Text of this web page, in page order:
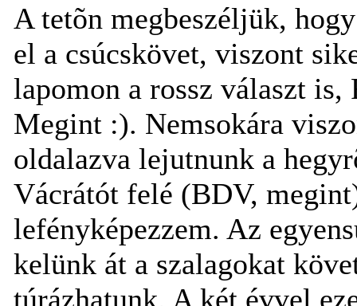
A tetõn megbeszéljük,
el a csúcskövet, viszont
lapomon a rossz választ
Megint :). Nemsokára
oldalazva lejutnunk a
Vácrátót felé (BDV,
lefényképezzem. Az
kelünk át a szalagokat
túrázhatunk. A két évvel